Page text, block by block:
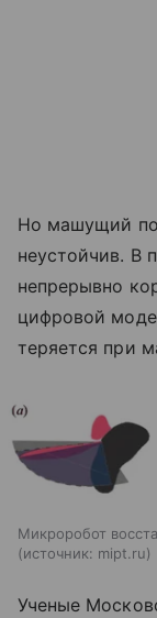
Но машущий
неустойчив. В
непрерывно
цифровой
теряется при
Микроробот
источник: mipt.ru
Ученые